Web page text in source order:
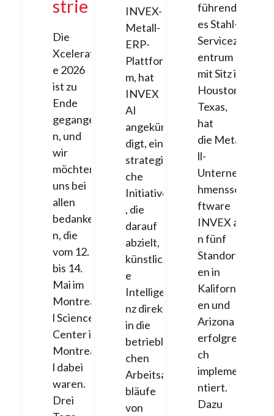
strie
Die
Xcelerat
e 2026
ist zu
Ende
gegange
n, und
wir
möchten
uns bei
allen
bedanke
n, die
vom 12.
bis 14.
Mai im
Montrea
l Science
Center in
Montrea
l dabei
waren.
Drei
INVEX-
Metall-
ERP-
Plattfor
m, hat
INVEX
AI
angekün
digt, eine
strategis
che
Initiative
, die
darauf
abzielt,
künstlich
e
Intellige
nz direkt
in die
betriebli
chen
Arbeitsa
bläufe
von
führend
es Stahl-
Servicez
entrum
mit Sitz in
Houston,
Texas,
hat
die Meta
ll-
Unterne
hmensso
ftware
INVEX a
n fünf
Standort
en in
Kaliforni
en und
Arizona
erfolgrei
ch
impleme
ntiert.
Dazu